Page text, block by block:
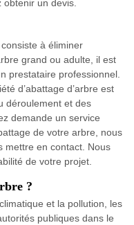
obtenir un devis.
consiste à éliminer
grand ou adulte, il est
prestataire professionnel.
d’abattage d’arbre est
déroulement et des
demande un service
de votre arbre, nous
mettre en contact. Nous
de votre projet.
?
et la pollution, les
publiques dans le